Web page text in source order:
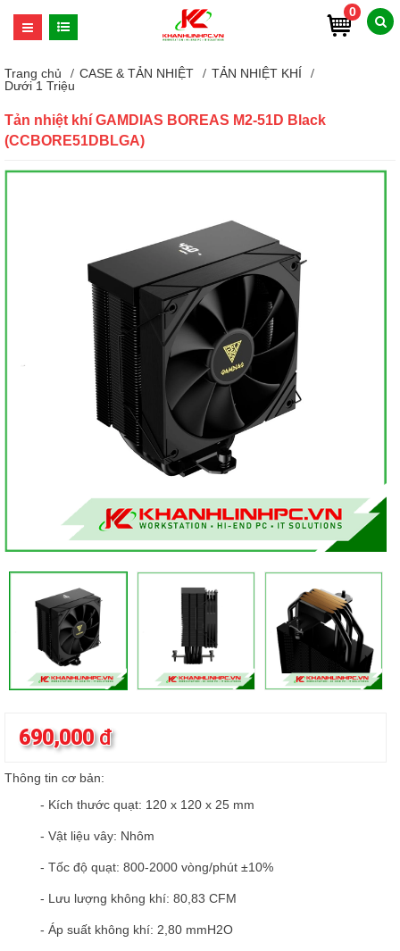
0
Trang chủ CASE & TẢN NHIỆT
TẢN NHIỆT KHÍ
Dưới 1 Triệu
Tản nhiệt khí GAMDIAS BOREAS M2-51D Black
(CCBORE51DBLGA)
690,000đ
Thông tin cơ bản:
- Kích thước quạt: 120 x 120 x 25 mm
- Vật liệu vây: Nhôm
- Tốc độ quạt: 800-2000 vòng/phút ±10%
- Lưu lượng không khí: 80,83 CFM
- Áp suất không khí: 2,80 mmH2O